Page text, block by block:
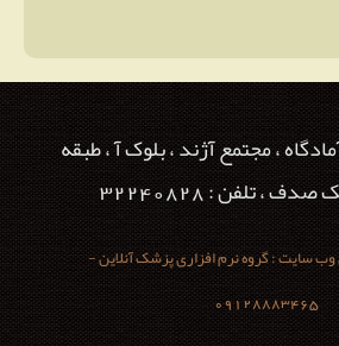
، مجتمع آژند ، بلوک آ ، طبقه
، تلفن : 32240828
وب سایت : گروه نرم افزاری پزشک آنلاین -
09128883465